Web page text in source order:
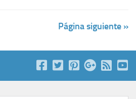
Página siguiente »